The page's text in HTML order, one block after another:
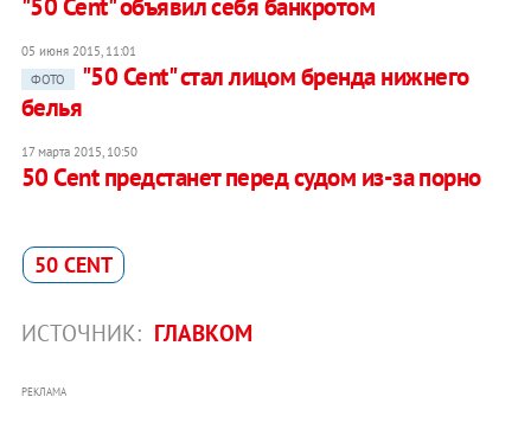
05 июня 2015, 11:01
ФОТО
"50 Cent" стал лицом бренда нижнего
белья
17 марта 2015, 10:50
50 Cent предстанет перед судом из-за порно
50 CENT
ИСТОЧНИК: ГЛАВКОМ
РЕКЛАМА